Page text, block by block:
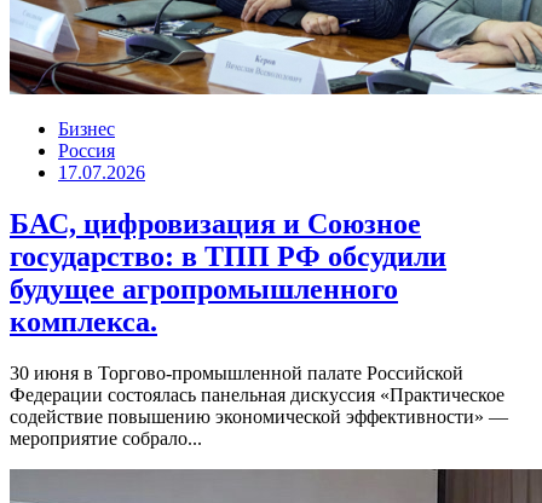
Бизнес
Россия
17.07.2026
БАС, цифровизация и Союзное
государство: в ТПП РФ обсудили
будущее агропромышленного
комплекса.
30 июня в Торгово-промышленной палате Российской
Федерации состоялась панельная дискуссия «Практическое
содействие повышению экономической эффективности» —
мероприятие собрало...